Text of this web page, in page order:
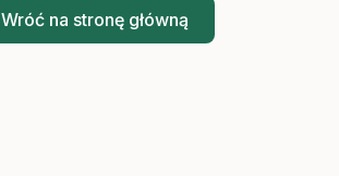
Wróć na stronę główną